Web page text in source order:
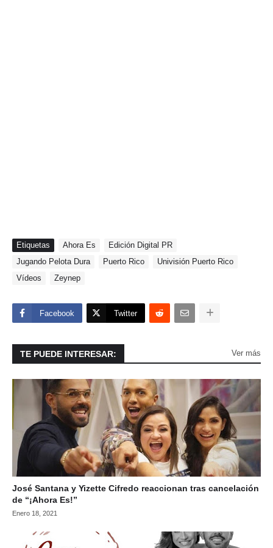
Etiquetas Ahora Es
Edición Digital PR
Jugando Pelota Dura
Puerto Rico
Univisión Puerto Rico
Vídeos
Zeynep
Facebook Twitter
TE PUEDE INTERESAR: Ver más
José Santana y Yizette Cifredo reaccionan tras cancelación
de “¡Ahora Es!”
Enero 18, 2021